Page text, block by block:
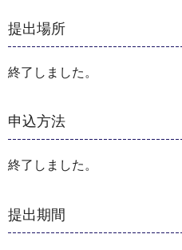
提出場所
終了しました。
申込方法
終了しました。
提出期間